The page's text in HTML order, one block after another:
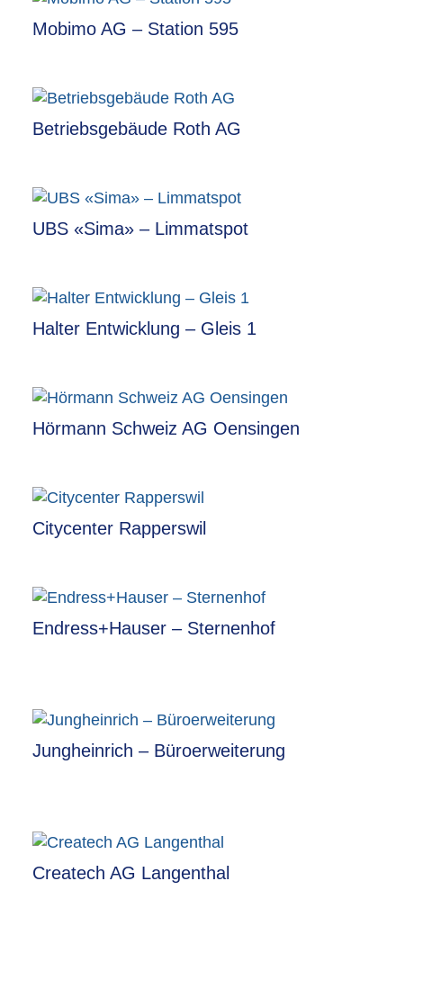
Mobimo AG – Station 595
Betriebsgebäude Roth AG
UBS «Sima» – Limmatspot
Halter Entwicklung – Gleis 1
Hörmann Schweiz AG Oensingen
Citycenter Rapperswil
Endress+Hauser – Sternenhof
Jungheinrich – Büroerweiterung
Createch AG Langenthal